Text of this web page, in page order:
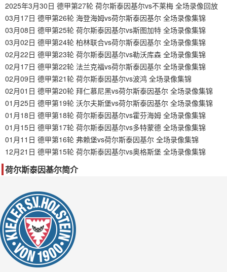
2025年3月30日 德甲第27轮 荷尔斯泰因基尔vs不莱梅 全场录像回放
03月17日 德甲第26轮 海登海姆vs荷尔斯泰因基尔 全场录像集锦
03月08日 德甲第25轮 荷尔斯泰因基尔vs斯图加特 全场录像集锦
03月02日 德甲第24轮 柏林联合vs荷尔斯泰因基尔 全场录像集锦
02月22日 德甲第23轮 荷尔斯泰因基尔vs勒沃库森 全场录像集锦
02月17日 德甲第22轮 法兰克福vs荷尔斯泰因基尔 全场录像集锦
02月09日 德甲第21轮 荷尔斯泰因基尔vs波鸿 全场录像集锦
02月01日 德甲第20轮 拜仁慕尼黑vs荷尔斯泰因基尔 全场录像集锦
01月25日 德甲第19轮 沃尔夫斯堡vs荷尔斯泰因基尔 全场录像集锦
01月18日 德甲第18轮 荷尔斯泰因基尔vs霍芬海姆 全场录像集锦
01月15日 德甲第17轮 荷尔斯泰因基尔vs多特蒙德 全场录像集锦
01月11日 德甲第16轮 弗赖堡vs荷尔斯泰因基尔 全场录像集锦
12月21日 德甲第15轮 荷尔斯泰因基尔vs奥格斯堡 全场录像集锦
荷尔斯泰因基尔简介